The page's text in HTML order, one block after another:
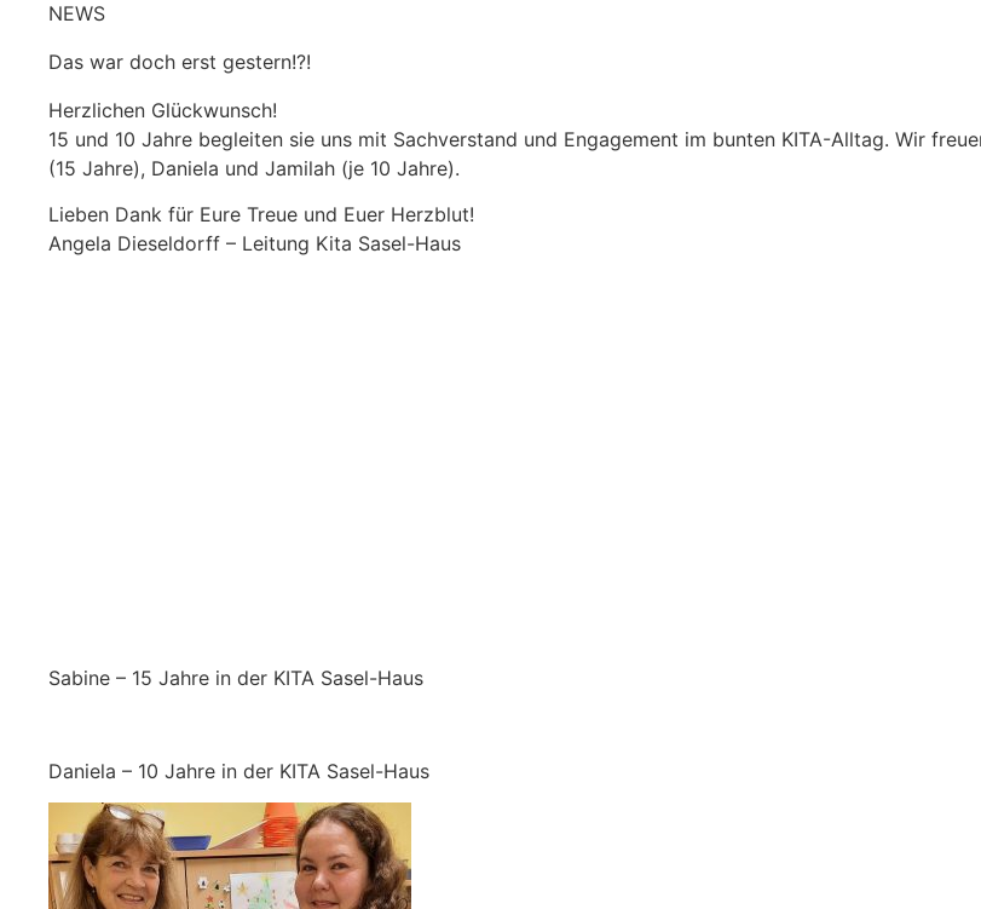
NEWS
Das war doch erst gestern!?!
Herzlichen Glückwunsch!
15 und 10 Jahre begleiten sie uns mit Sachverstand und Engagement im bunten KITA-Alltag. Wir
(15 Jahre), Daniela und Jamilah (je 10 Jahre).
Lieben Dank für Eure Treue und Euer Herzblut!
Angela Dieseldorff – Leitung Kita Sasel-Haus
Sabine – 15 Jahre in der KITA Sasel-Haus
Daniela – 10 Jahre in der KITA Sasel-Haus